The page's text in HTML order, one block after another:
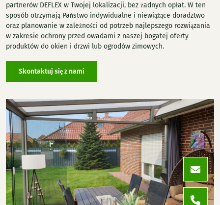
partnerów DEFLEX w Twojej lokalizacji, bez żadnych opłat. W ten
sposób otrzymają Państwo indywidualne i niewiążące doradztwo
oraz planowanie w zależności od potrzeb najlepszego rozwiązania
w zakresie ochrony przed owadami z naszej bogatej oferty
produktów do okien i drzwi lub ogrodów zimowych.
Skontaktuj się z nami